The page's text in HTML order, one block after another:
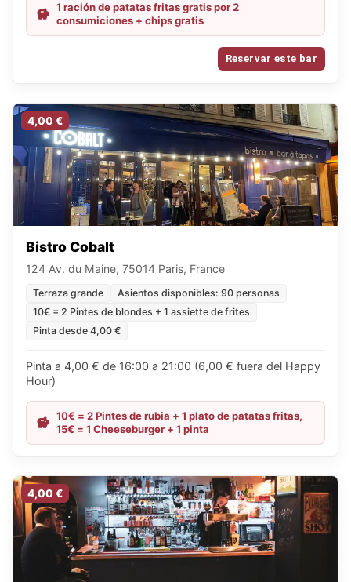
1 ración de patatas fritas gratis por 2
consumiciones + chips gratis
Reservar este bar
4,00 €
Bistro Cobalt
124 Av. du Maine, 75014 Paris, France
Terraza grande
Asientos disponibles: 90 personas
10€ = 2 Pintes de blondes + 1 assiette de frites
Pinta desde 4,00 €
Pinta a 4,00 € de 16:00 a 21:00 (6,00 € fuera del Happy
Hour)
10€ = 2 Pintes de rubia + 1 plato de patatas fritas,
15€ = 1 Cheeseburger + 1 pinta
4,00 €